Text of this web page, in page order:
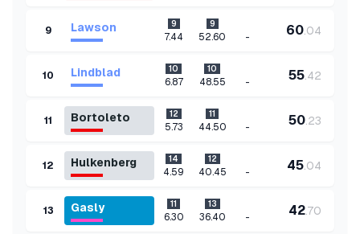
9 Lawson 9
7.44
9
52.60 - 60.04
10 Lindblad 10
6.87
10
48.55 - 55.42
11 Bortoleto 12
5.73
11
44.50 - 50.23
12 Hulkenberg 14
4.59
12
40.45 - 45.04
13 Gasly 11
6.30
13
36.40 - 42.70